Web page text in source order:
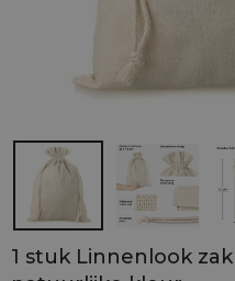
1 stuk Linnenlook